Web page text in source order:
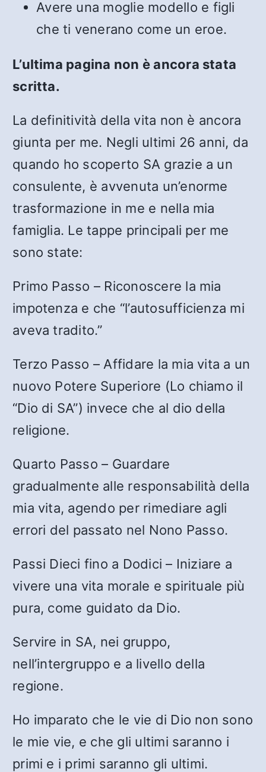
Avere una moglie modello e figli
che ti venerano come un eroe.
L’ultima pagina non è ancora stata
scritta.
La definitività della vita non è ancora
giunta per me. Negli ultimi 26 anni, da
quando ho scoperto SA grazie a un
consulente, è avvenuta un’enorme
trasformazione in me e nella mia
famiglia. Le tappe principali per me
sono state:
Primo Passo – Riconoscere la mia
impotenza e che “l’autosufficienza mi
aveva tradito.”
Terzo Passo – Affidare la mia vita a un
nuovo Potere Superiore (Lo chiamo il
“Dio di SA”) invece che al dio della
religione.
Quarto Passo – Guardare
gradualmente alle responsabilità della
mia vita, agendo per rimediare agli
errori del passato nel Nono Passo.
Passi Dieci fino a Dodici – Iniziare a
vivere una vita morale e spirituale più
pura, come guidato da Dio.
Servire in SA, nei gruppo,
nell’intergruppo e a livello della
regione.
Ho imparato che le vie di Dio non sono
le mie vie, e che gli ultimi saranno i
primi e i primi saranno gli ultimi.